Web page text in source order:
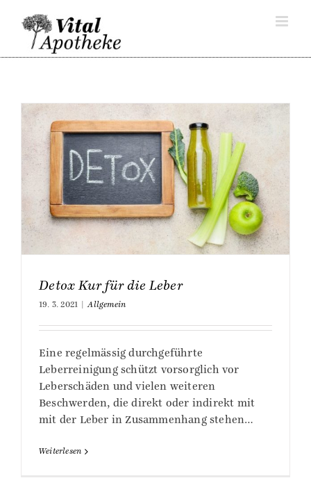
content
Detox Kur für die Leber
19. 3. 2021 Allgemein
Eine regelmässig durchgeführte
Leberreinigung schützt vorsorglich vor
Leberschäden und vielen weiteren
Beschwerden, die direkt oder indirekt mit
mit der Leber in Zusammenhang stehen…
Weiterlesen